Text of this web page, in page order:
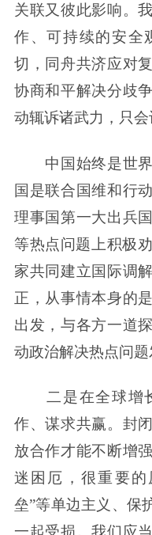
关联又彼此影响。
作、可持续的安全
切，同舟共济应对
协商和平解决分歧
动辄诉诸武力，只会
中国始终是世界
国是联合国维和行
理事国第一大出兵
等热点问题上积极
家共同建立国际调
正，从事情本身的
出发，与各方一道
动政治解决热点问题
二是在全球增长
作、谋求共赢。封
放合作才能不断增
迷困厄，很重要
垒”等单边主义、保